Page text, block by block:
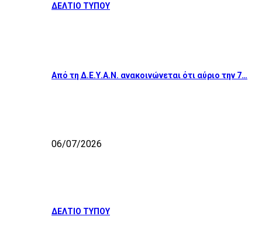
ΔΕΛΤΙΟ ΤΥΠΟΥ
Από τη Δ.Ε.Υ.Α.Ν. ανακοινώνεται ότι αύριο την 7…
06/07/2026
ΔΕΛΤΙΟ ΤΥΠΟΥ